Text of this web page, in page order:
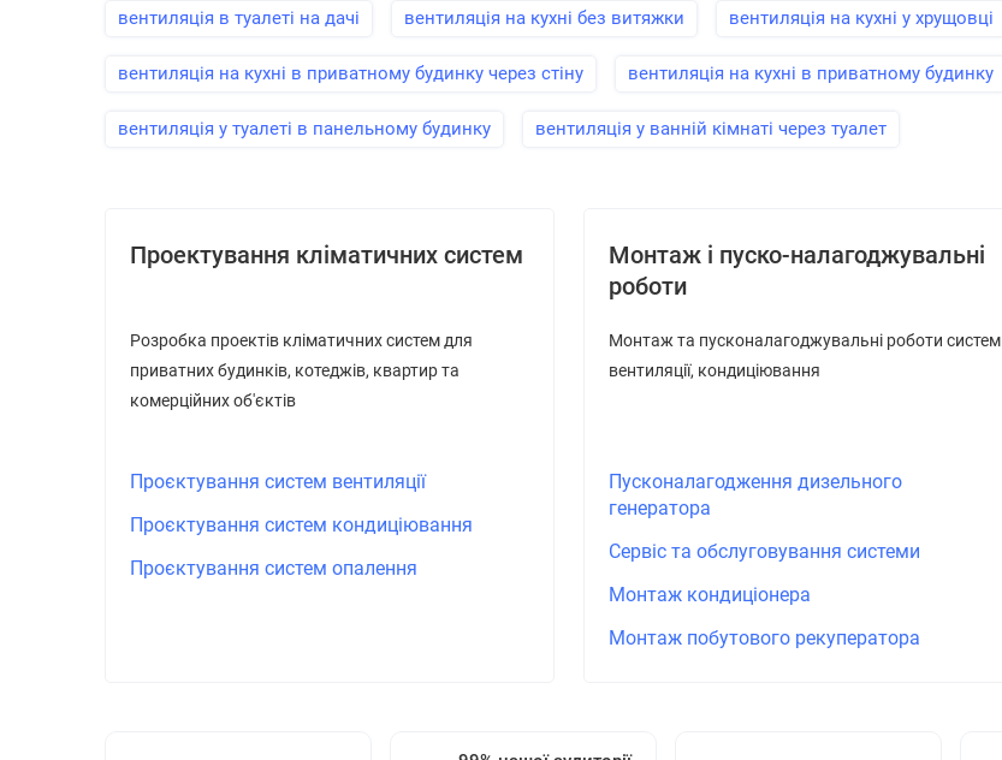
вентиляція в туалеті на дачі вентиляція на кухні без витяжки вентиляція на кухні у хрущовці
вентиляція на кухні в приватному будинку через стіну вентиляція на кухні в приватному будинку
вентиляція у туалеті в панельному будинку вентиляція у ванній кімнаті через туалет
Проектування кліматичних систем
Розробка проектів кліматичних систем для
приватних будинків, котеджів, квартир та
комерційних об'єктів
Проєктування систем вентиляції
Проєктування систем кондиціювання
Проєктування систем опалення
Монтаж і пуско-налагоджувальні
роботи
Монтаж та пусконалагоджувальні роботи систем
вентиляції, кондиціювання
Пусконалагодження дизельного
генератора
Сервіс та обслуговування системи
Монтаж кондиціонера
Монтаж побутового рекуператора